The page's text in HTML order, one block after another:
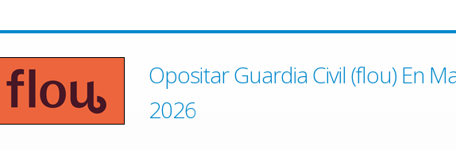
Opositar Guardia Civil (flou) En
2026